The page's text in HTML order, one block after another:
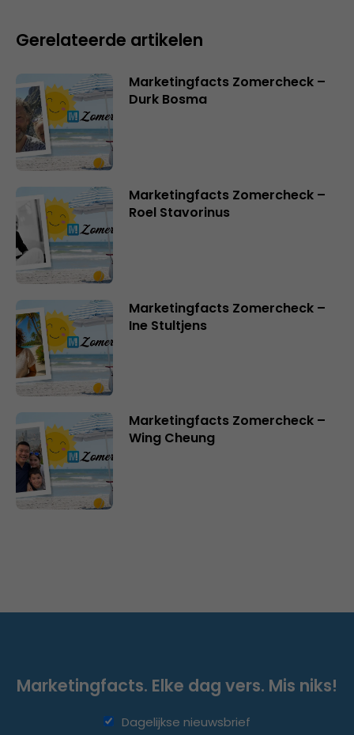
Gerelateerde artikelen
Marketingfacts Zomercheck –
Durk Bosma
Marketingfacts Zomercheck –
Roel Stavorinus
Marketingfacts Zomercheck –
Ine Stultjens
Marketingfacts Zomercheck –
Wing Cheung
Marketingfacts. Elke dag vers. Mis niks!
Dagelijkse nieuwsbrief